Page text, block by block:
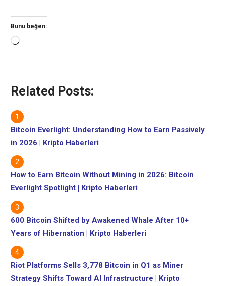
Bunu beğen:
Yükleniyor...
Related Posts:
Bitcoin Everlight: Understanding How to Earn Passively
in 2026 | Kripto Haberleri
How to Earn Bitcoin Without Mining in 2026: Bitcoin
Everlight Spotlight | Kripto Haberleri
600 Bitcoin Shifted by Awakened Whale After 10+
Years of Hibernation | Kripto Haberleri
Riot Platforms Sells 3,778 Bitcoin in Q1 as Miner
Strategy Shifts Toward AI Infrastructure | Kripto